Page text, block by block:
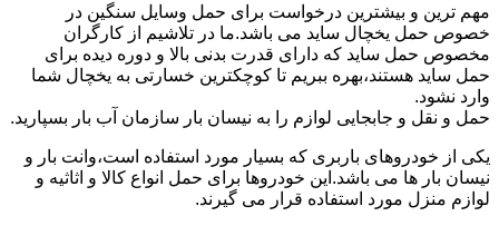
مهم ترین و بیشترین درخواست برای حمل وسایل سنگین در
خصوص حمل یخچال ساید می باشد.ما در تلاشیم از کارگران
مخصوص حمل ساید که دارای قدرت بدنی بالا و دوره دیده برای
حمل ساید هستند،بهره ببریم تا کوچکترین خسارتی به یخچال شما
وارد نشود.
حمل و نقل و جابجایی لوازم را به نیسان بار سازمان آب بار بسپارید.
یکی از خودروهای باربری که بسیار مورد استفاده است،وانت بار و
نیسان بار ها می باشد.این خودروها برای حمل انواع کالا و اثاثیه و
لوازم منزل مورد استفاده قرار می گیرند.